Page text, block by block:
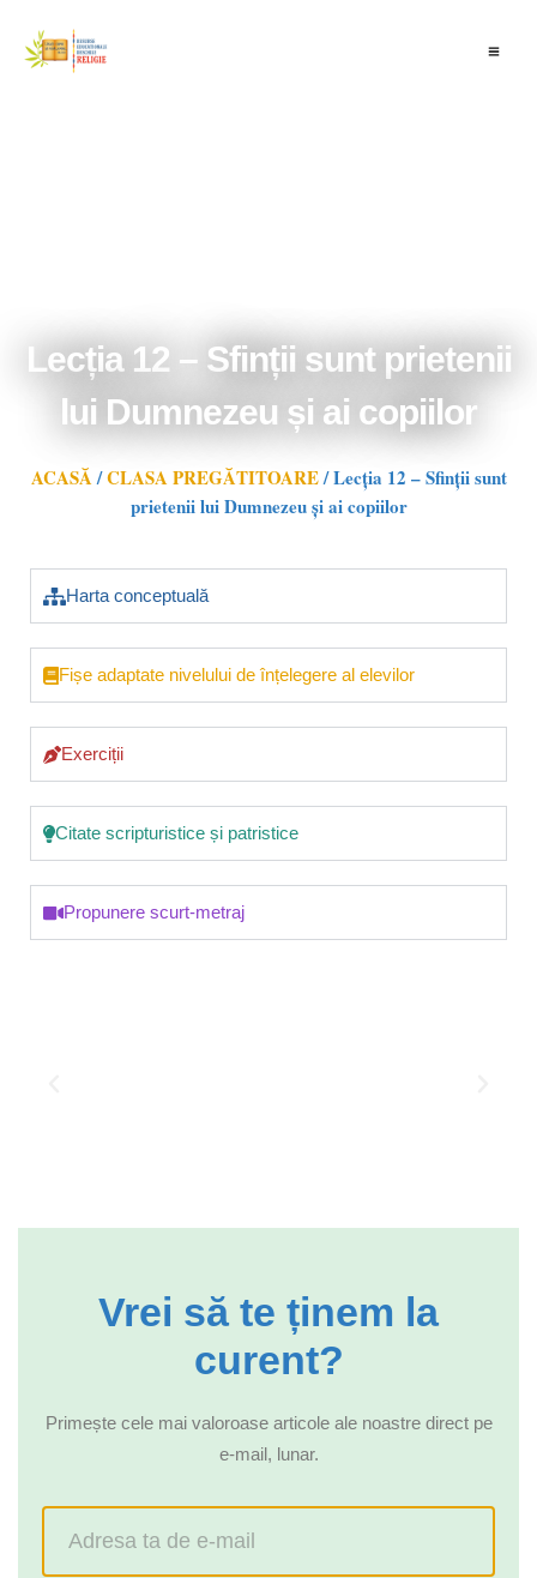
content
Lecția 12 – Sfinții sunt prietenii
lui Dumnezeu și ai copiilor
ACASĂ/CLASA PREGĂTITOARE/Lecția 12 – Sfinții sunt
prietenii lui Dumnezeu și ai copiilor
Harta conceptuală
Fișe adaptate nivelului de înțelegere al elevilor
Exerciții
Citate scripturistice și patristice
Propunere scurt-metraj
Vrei să te ținem la
curent?
Primește cele mai valoroase articole ale noastre direct pe
e-mail, lunar.